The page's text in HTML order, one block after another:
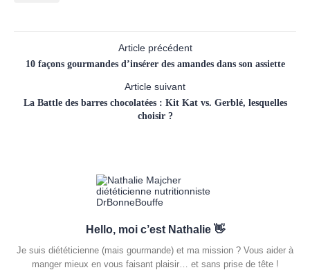
Article précédent
10 façons gourmandes d’insérer des amandes dans son assiette
Article suivant
La Battle des barres chocolatées : Kit Kat vs. Gerblé, lesquelles
choisir ?
Hello, moi c’est Nathalie 👋
Je suis diététicienne (mais gourmande) et ma mission ? Vous aider à
manger mieux en vous faisant plaisir… et sans prise de tête !